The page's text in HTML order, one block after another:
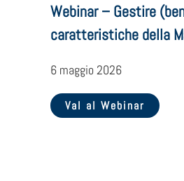
Webinar – Gestire
caratteristiche della
6 maggio 2026
Val al Webinar